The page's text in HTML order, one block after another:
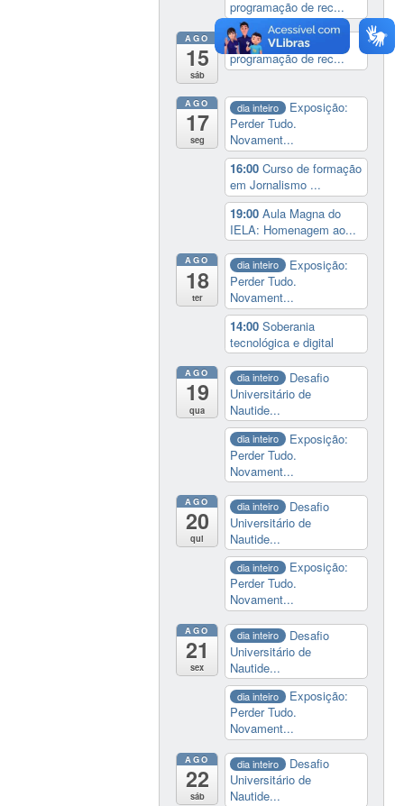
programação de rec...
AGO
15
sáb
19:00 Cine paredão:
programação de rec...
AGO
17
seg
dia inteiro
Exposição:
Perder Tudo.
Novament...
16:00Curso de formação
em Jornalismo ...
19:00Aula Magna do
IELA: Homenagem ao...
AGO
18
ter
dia inteiro
Exposição:
Perder Tudo.
Novament...
14:00Soberania
tecnológica e digital
AGO
19
qua
dia inteiro
Desafio
Universitário de
Nautide...
dia inteiro
Exposição:
Perder Tudo.
Novament...
AGO
20
qui
dia inteiro
Desafio
Universitário de
Nautide...
dia inteiro
Exposição:
Perder Tudo.
Novament...
AGO
21
sex
dia inteiro
Desafio
Universitário de
Nautide...
dia inteiro
Exposição:
Perder Tudo.
Novament...
AGO
22
sáb
dia inteiro
Desafio
Universitário de
Nautide...